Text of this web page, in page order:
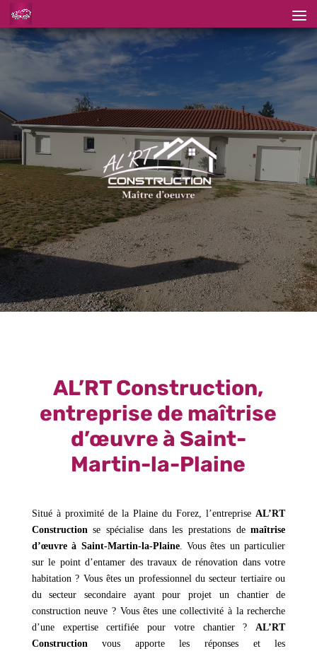
AL’RT Construction,
entreprise de maîtrise
d’œuvre à Saint-
Martin-la-Plaine
Situé à proximité de la Plaine du Forez, l’entreprise AL’RT
Construction se spécialise dans les prestations demaîtrise
d’œuvre à Saint-Martin-la-Plaine. Vous êtes un particulier
sur le point d’entamer des travaux de rénovation dans votre
habitation ? Vous êtes un professionnel du secteur tertiaire ou
du secteur secondaire ayant pour projet un chantier de
construction neuve ? Vous êtes une collectivité à la recherche
d’une expertise certifiée pour votre chantier ? AL’RT
Construction vous apporte les réponses et les